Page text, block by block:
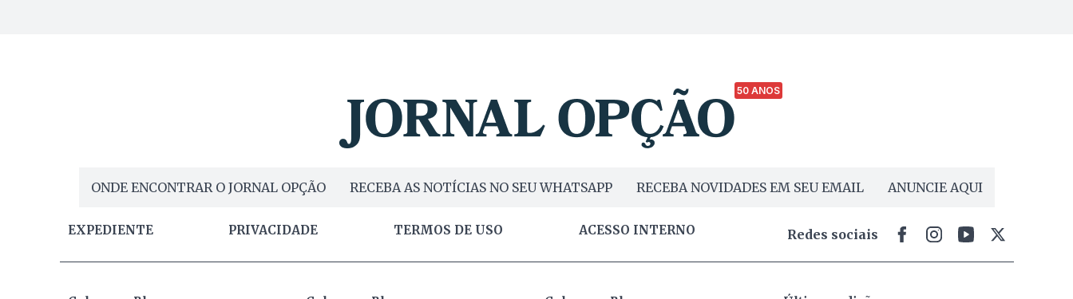
50 ANOS
ONDE ENCONTRAR O JORNAL OPÇÃO RECEBA AS NOTÍCIAS NO SEU WHATSAPP RECEBA NOVIDADES EM SEU EMAIL ANUNCIE AQUI
EXPEDIENTE PRIVACIDADE TERMOS DE USO ACESSO INTERNO Redes sociais